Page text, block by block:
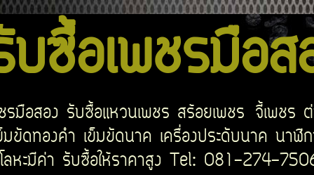
ซื้อเพชรมือส
มือสอง รับซื้อแหวนเพชร สร้อยเพชร จี้เพชร ต่
ขัดทองคำ เข็มขัดนาค เครื่องประดับนาค นา
ลหะมีค่า รับซื้อให้ราคาสูง Tel: 081-274-